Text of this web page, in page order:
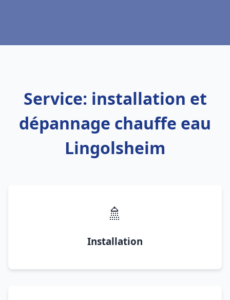
Service: installation et
dépannage chauffe eau
Lingolsheim
🚿
Installation